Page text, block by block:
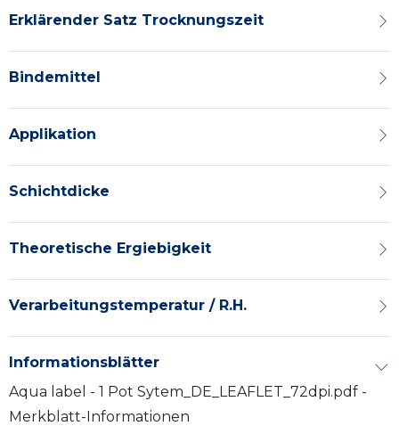
Erklärender Satz Trocknungszeit
Bindemittel
Applikation
Schichtdicke
Theoretische Ergiebigkeit
Verarbeitungstemperatur / R.H.
Informationsblätter
Aqua label - 1 Pot Sytem_DE_LEAFLET_72dpi.pdf -
Merkblatt-Informationen